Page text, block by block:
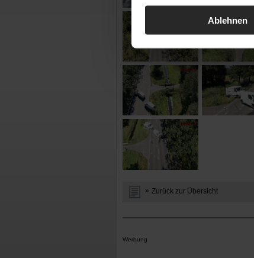
Ablehnen
Zurück zur Übersicht
Werbung